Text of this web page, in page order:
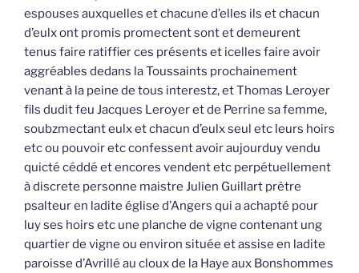
espouses auxquelles et chacune d’elles ils et chacun
d’eulx ont promis promectent sont et demeurent
tenus faire ratiffier ces présents et icelles faire avoir
aggréables dedans la Toussaints prochainement
venant à la peine de tous interestz, et Thomas Leroyer
fils dudit feu Jacques Leroyer et de Perrine sa femme,
soubzmectant eulx et chacun d’eulx seul etc leurs hoirs
etc ou pouvoir etc confessent avoir aujourduy vendu
quicté céddé et encores vendent etc perpétuellement
à discrete personne maistre Julien Guillart prêtre
psalteur en ladite église d’Angers qui a achapté pour
luy ses hoirs etc une planche de vigne contenant ung
quartier de vigne ou environ située et assise en ladite
paroisse d’Avrillé au cloux de la Haye aux Bonshommes